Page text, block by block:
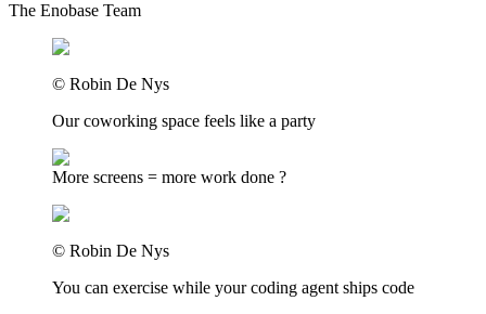
The Enobase Team
© Robin De Nys
Our coworking space feels like a party
More screens = more work done ?
© Robin De Nys
You can exercise while your coding agent ships code